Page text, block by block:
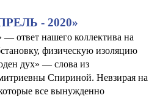
- 2020»
нашего коллектива на
физическую изоляцию
дух» — слова из
Спириной. Невзирая на
все вынужденно